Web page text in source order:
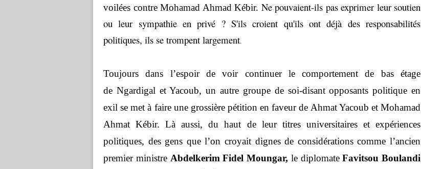
voilées contre Mohamad Ahmad Kébir. Ne pouvaient-ils pas exprimer leur soutien
ou leur sympathie en privé ? S'ils croient qu'ils ont déjà des responsabilités
politiques, ils se trompent largement.
Toujours dans l’espoir de voir continuer le comportement de bas étage
de Ngardigal et Yacoub, un autre groupe de soi-disant opposants politique en
exil se met à faire une grossière pétition en faveur de Ahmat Yacoub et Mohamad
Ahmat Kébir. Là aussi, du haut de leur titres universitaires et expériences
politiques, des gens que l’on croyait dignes de considérations comme l’ancien
premier ministre Abdelkerim Fidel Moungar, le diplomateFavitsou Boulandi